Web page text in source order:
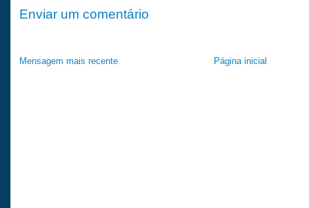
Enviar um comentário
Mensagem mais recente Página inicial